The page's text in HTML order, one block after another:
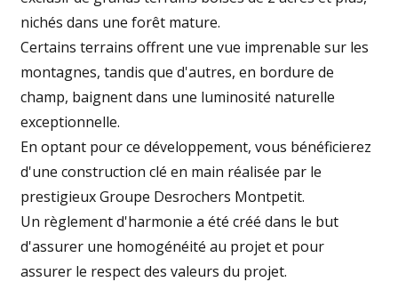
nichés dans une forêt mature.
Certains terrains offrent une vue imprenable sur les
montagnes, tandis que d'autres, en bordure de
champ, baignent dans une luminosité naturelle
exceptionnelle.
En optant pour ce développement, vous bénéficierez
d'une construction clé en main réalisée par le
prestigieux Groupe Desrochers Montpetit.
Un règlement d'harmonie a été créé dans le but
d'assurer une homogénéité au projet et pour
assurer le respect des valeurs du projet.